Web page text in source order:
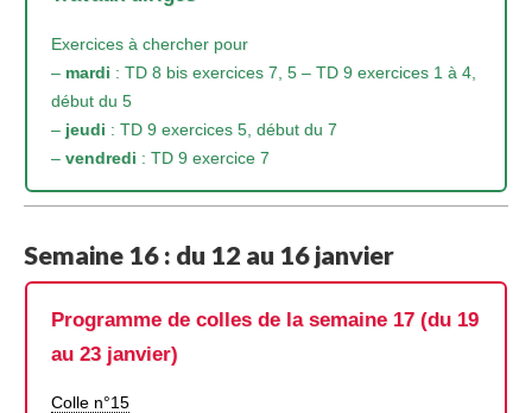
Exercices à chercher pour
– mardi : TD 8 bis exercices 7, 5 – TD 9 exercices 1 à 4,
début du 5
– jeudi : TD 9 exercices 5, début du 7
– vendredi : TD 9 exercice 7
Semaine 16 : du 12 au 16 janvier
Programme de colles de la semaine 17 (du 19
au 23 janvier)
Colle n°15